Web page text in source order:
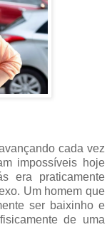
cada vez
impossíveis hoje
era praticamente
Um homem que
ser baixinho e
de uma